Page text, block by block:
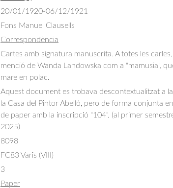
20/01/1920-06/12/1921
Fons Manuel Clausells
Correspondència
Cartes amb signatura manuscrita. A totes les
menció de Wanda Landowska com a "mamusia",
mare en polac.
Aquest document es trobava descontextualitzat a
la Casa del Pintor Abelló, pero de forma conjunta
de paper amb la inscripció "104". (al primer
2025)
8098
FC83 Varis (VIII)
3
Paper